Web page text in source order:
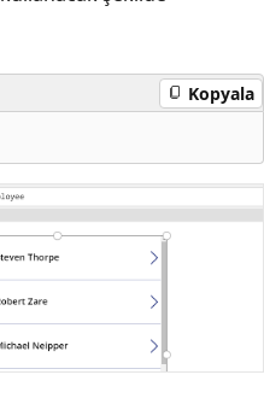
Kopyala